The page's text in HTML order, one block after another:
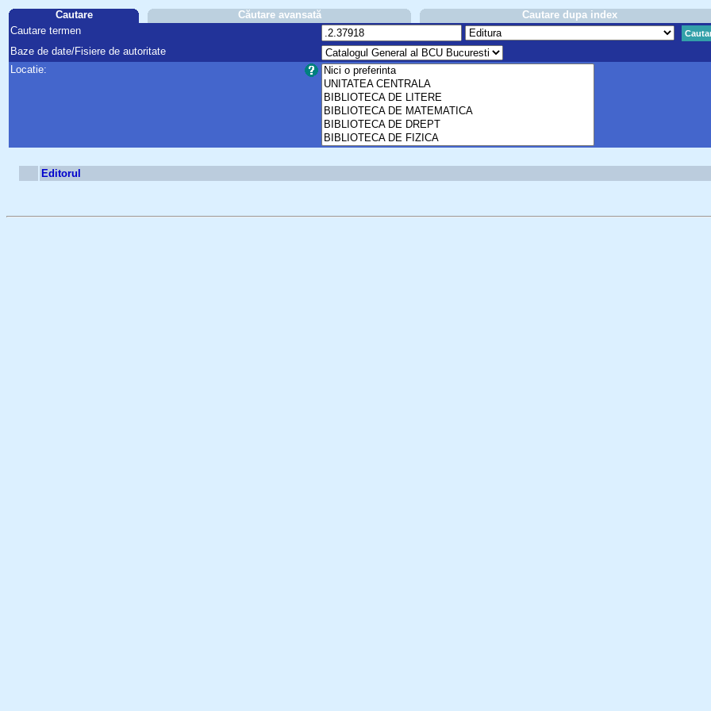
Cautare Căutare avansată Cautare dupa index
Cautare termen
Baze de date/Fisiere de autoritate
Locatie:
Editorul